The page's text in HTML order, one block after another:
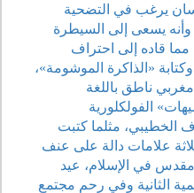
يرغب في التضحية
وأنه يسعى إلى السيطرة
مما قاده إلى احتراف
«الذاكرة الموشومة»،
ناطق باللغة
الفولكلورية
الخطيبي، مثلما كتبت
علامات دالة على عنف
فجر يوم مقدس في الإسلام، عيد
الثانية وفي رحم مجتمع